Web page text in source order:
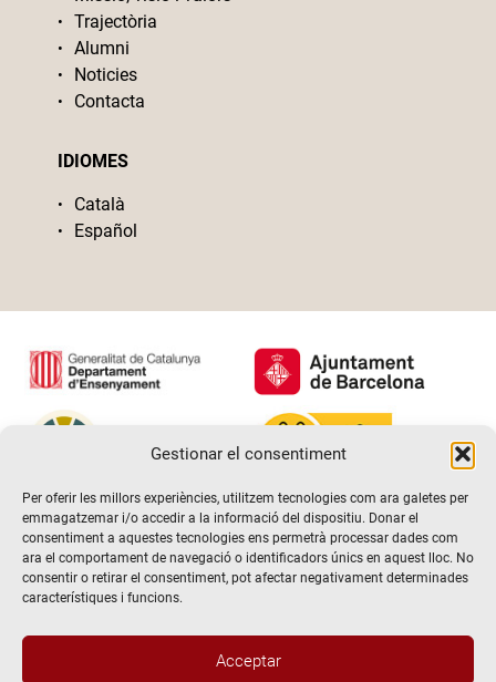
Gestionar el consentiment
Per oferir les millors experiències, utilitzem tecnologies com ara galetes per
emmagatzemar i/o accedir a la informació del dispositiu. Donar el
consentiment a aquestes tecnologies ens permetrà processar dades com
ara el comportament de navegació o identificadors únics en aquest lloc. No
consentir o retirar el consentiment, pot afectar negativament determinades
característiques i funcions.
Acceptar
Trajectòria
Alumni
Noticies
Contacta
IDIOMES
Català
Español